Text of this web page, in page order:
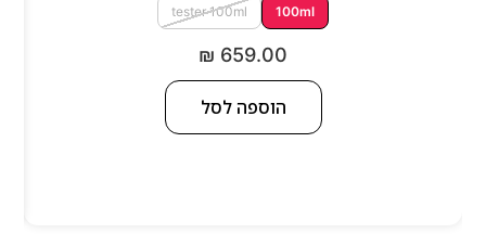
100ml
tester 100ml
₪ 659.00
הוספה לסל